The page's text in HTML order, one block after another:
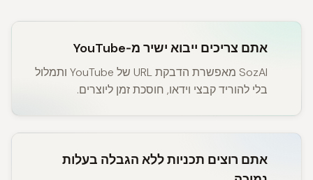
אתם צריכים ייבוא ישיר מ‑YouTube
SozAI מאפשרת הדבקת URL של YouTube ותמלול
בלי להוריד קבצי וידאו, חוסכת זמן ליוצרים.
אתם רוצים תכניות ללא הגבלה בעלות